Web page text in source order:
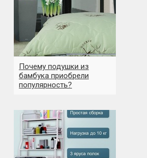
Почему подушки из
бамбука приобрели
популярность?